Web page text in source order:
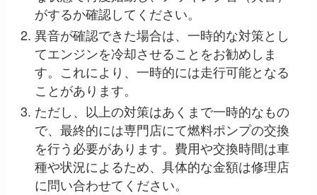
がするか確認してください。
異音が確認できた場合は、一時的な対策とし
てエンジンを冷却させることをお勧めしま
す。これにより、一時的には走行可能となる
ことがあります。
ただし、以上の対策はあくまで一時的なもの
で、最終的には専門店にて燃料ポンプの交換
を行う必要があります。費用や交換時間は車
種や状況によるため、具体的な金額は修理店
に問い合わせてください。